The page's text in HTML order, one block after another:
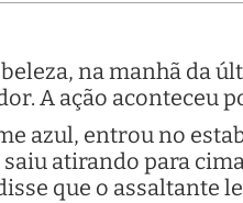
na manhã da
A ação aconteceu
azul, entrou no
atirando para
que o assaltante